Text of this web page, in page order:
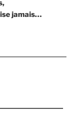
jamais…